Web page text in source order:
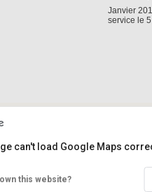
Janvier
service le
can't load Google Maps
this website?